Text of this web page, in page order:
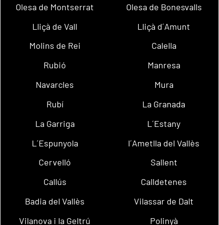
Olesa de Montserrat
Olesa de Bonesvalls
Lliçà de Vall
Lliçà d´Amunt
Molins de Rei
Calella
Rubió
Manresa
Navarcles
Mura
Rubí
La Granada
La Garriga
L´Estany
L´Espunyola
l´Ametlla del Vallès
Cervelló
Sallent
Callús
Calldetenes
Badia del Vallès
Vilassar de Dalt
Vilanova i la Geltrú
Polinyà